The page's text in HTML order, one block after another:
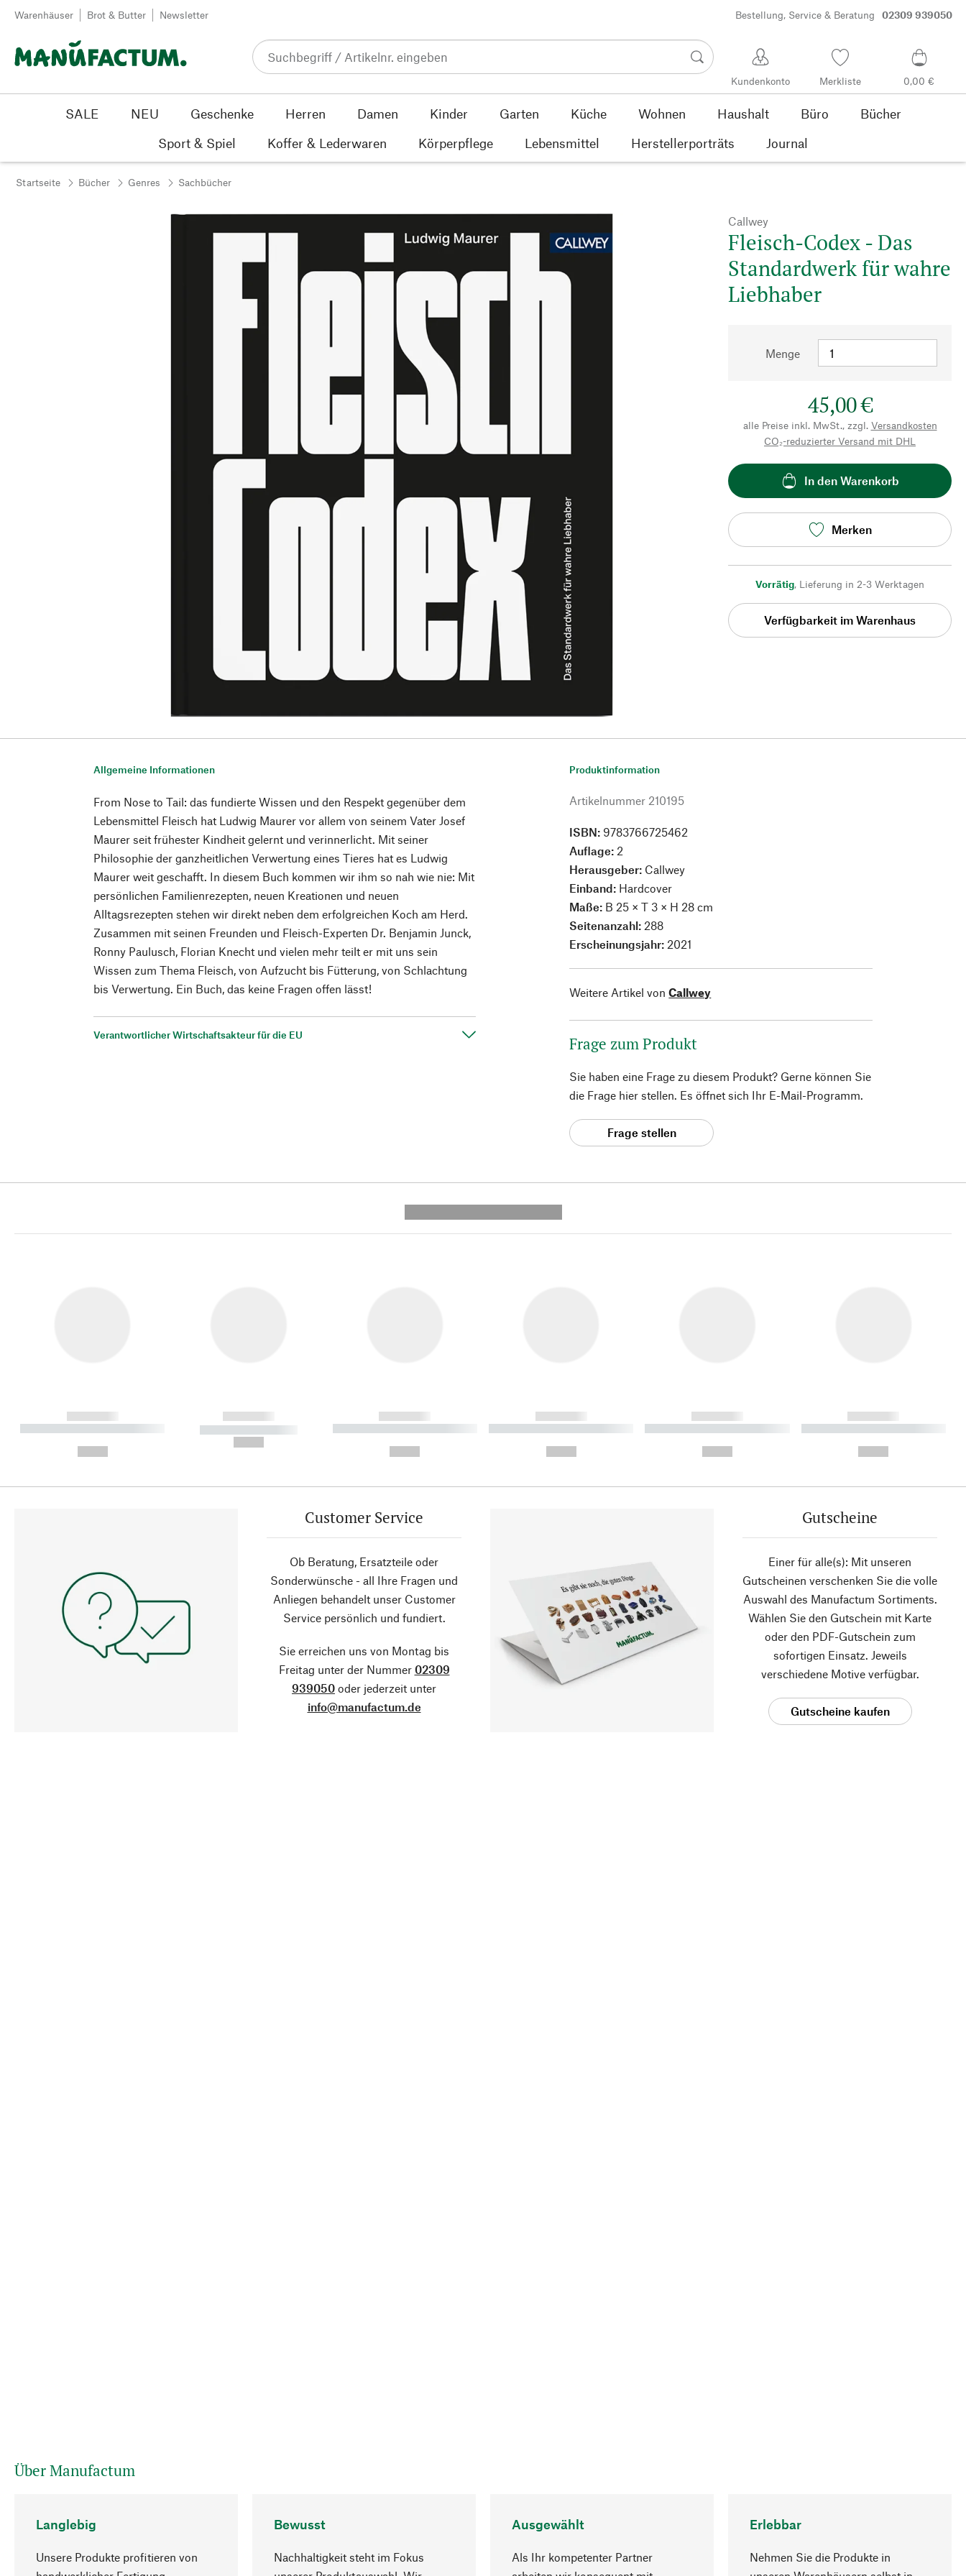
Zum Inhalt springen
Warenhäuser Brot & Butter Newsletter Bestellung, Service & Beratung 02309 939050
Kundenkonto Merkliste 0,00 €
SALE NEU Geschenke Herren Damen Kinder Garten Küche Wohnen Haushalt Büro
Bücher
Sport & Spiel
Koffer & Lederwaren Körperpflege Lebensmittel Herstellerporträts Journal
Startseite Bücher Genres Sachbücher
Callwey
Fleisch-Codex - Das
Standardwerk für wahre
Liebhaber
Menge
45,00 €
alle Preise inkl. MwSt., zzgl. Versandkosten
CO₂-reduzierter Versand mit DHL
In den Warenkorb
Merken
Vorrätig, Lieferung in 2-3 Werktagen
Verfügbarkeit im Warenhaus
Allgemeine Informationen
From Nose to Tail: das fundierte Wissen und den Respekt gegenüber dem
Lebensmittel Fleisch hat Ludwig Maurer vor allem von seinem Vater Josef
Maurer seit frühester Kindheit gelernt und verinnerlicht. Mit seiner
Philosophie der ganzheitlichen Verwertung eines Tieres hat es Ludwig
Maurer weit geschafft. In diesem Buch kommen wir ihm so nah wie nie: Mit
persönlichen Familienrezepten, neuen Kreationen und neuen
Alltagsrezepten stehen wir direkt neben dem erfolgreichen Koch am Herd.
Zusammen mit seinen Freunden und Fleisch-Experten Dr. Benjamin Junck,
Ronny Paulusch, Florian Knecht und vielen mehr teilt er mit uns sein
Wissen zum Thema Fleisch, von Aufzucht bis Fütterung, von Schlachtung
bis Verwertung. Ein Buch, das keine Fragen offen lässt!
Verantwortlicher Wirtschaftsakteur für die EU
Produktinformation
Artikelnummer 210195
ISBN: 9783766725462
Auflage: 2
Herausgeber: Callwey
Einband: Hardcover
Maße: B 25 × T 3 × H 28 cm
Seitenanzahl: 288
Erscheinungsjahr: 2021
Weitere Artikel von Callwey
Frage zum Produkt
Sie haben eine Frage zu diesem Produkt? Gerne können Sie
die Frage hier stellen. Es öffnet sich Ihr E-Mail-Programm.
Frage stellen
------------
----------- ----------- ----------
------------
----------- -----------
------------
----------- ----------- ----------
------------
----------- ----------- ----------
------------
----------- ----------- ----------
------------
----------- ----------- ----------
Customer Service
Ob Beratung, Ersatzteile oder
Sonderwünsche - all Ihre Fragen und
Anliegen behandelt unser Customer
Service persönlich und fundiert.
Sie erreichen uns von Montag bis
Freitag unter der Nummer 02309
939050 oder jederzeit unter
info@manufactum.de
Gutscheine
Einer für alle(s): Mit unseren
Gutscheinen verschenken Sie die volle
Auswahl des Manufactum Sortiments.
Wählen Sie den Gutschein mit Karte
oder den PDF-Gutschein zum
sofortigen Einsatz. Jeweils
verschiedene Motive verfügbar.
Gutscheine kaufen
Über Manufactum
Langlebig
Unsere Produkte profitieren von
Bewusst
Nachhaltigkeit steht im Fokus
Ausgewählt
Als Ihr kompetenter Partner
Erlebbar
Nehmen Sie die Produkte in